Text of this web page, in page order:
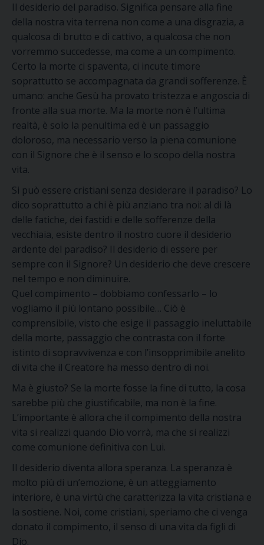
Il desiderio del paradiso. Significa pensare alla fine
della nostra vita terrena non come a una disgrazia, a
qualcosa di brutto e di cattivo, a qualcosa che non
vorremmo succedesse, ma come a un compimento.
Certo la morte ci spaventa, ci incute timore
soprattutto se accompagnata da grandi sofferenze. È
umano: anche Gesù ha provato tristezza e angoscia di
fronte alla sua morte. Ma la morte non è l’ultima
realtà, è solo la penultima ed è un passaggio
doloroso, ma necessario verso la piena comunione
con il Signore che è il senso e lo scopo della nostra
vita.
Si può essere cristiani senza desiderare il paradiso? Lo
dico soprattutto a chi è più anziano tra noi: al di là
delle fatiche, dei fastidi e delle sofferenze della
vecchiaia, esiste dentro il nostro cuore il desiderio
ardente del paradiso? Il desiderio di essere per
sempre con il Signore? Un desiderio che deve crescere
nel tempo e non diminuire.
Quel compimento – dobbiamo confessarlo – lo
vogliamo il più lontano possibile… Ciò è
comprensibile, visto che esige il passaggio ineluttabile
della morte, passaggio che contrasta con il forte
istinto di sopravvivenza e con l’insopprimibile anelito
di vita che il Creatore ha messo dentro di noi.
Ma è giusto? Se la morte fosse la fine di tutto, la cosa
sarebbe più che giustificabile, ma non è la fine.
L’importante è allora che il compimento della nostra
vita si realizzi quando Dio vorrà, ma che si realizzi
come comunione definitiva con Lui.
Il desiderio diventa allora speranza. La speranza è
molto più di un’emozione, è un atteggiamento
interiore, è una virtù che caratterizza la vita cristiana e
la sostiene. Noi, come cristiani, speriamo che ci venga
donato il compimento, il senso di una vita da figli di
Dio.